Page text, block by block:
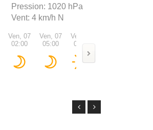
Pression: 1020 hPa
Vent: 4 km/h N
Ven, 07
02:00
Ven, 07
05:00
Ven, 07
08:00